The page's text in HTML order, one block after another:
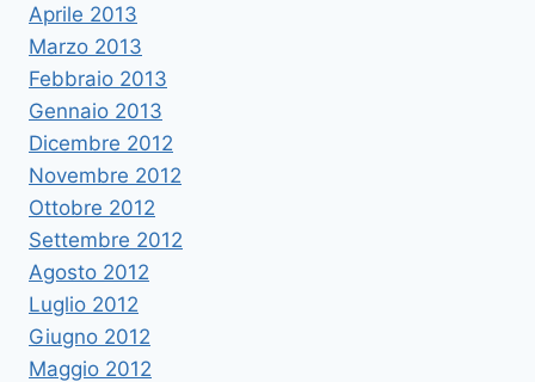
Aprile 2013
Marzo 2013
Febbraio 2013
Gennaio 2013
Dicembre 2012
Novembre 2012
Ottobre 2012
Settembre 2012
Agosto 2012
Luglio 2012
Giugno 2012
Maggio 2012